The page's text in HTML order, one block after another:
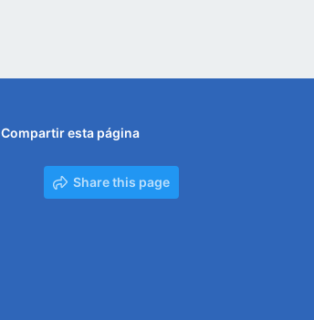
Compartir esta página
Share this page